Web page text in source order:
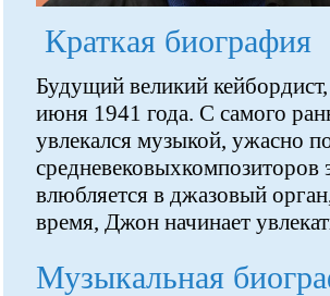
Будущий великий
июня 1941 года. С самого
увлекался музыкой, ужасно
влюбляется в джазовый
время, Джон начинает
Музыкальная